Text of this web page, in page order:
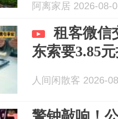
阿离家居 2026-08-
租客微信
东索要3.85
人间闲散客 2026-